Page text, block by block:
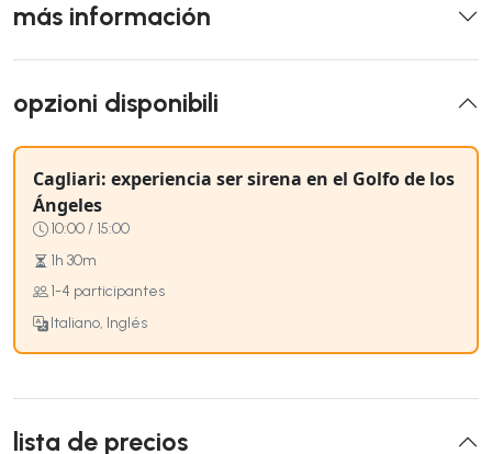
más información
opzioni disponibili
Cagliari: experiencia ser sirena en el Golfo de los
Ángeles
10:00 / 15:00
1h 30m
1-4 participantes
Italiano, Inglés
lista de precios